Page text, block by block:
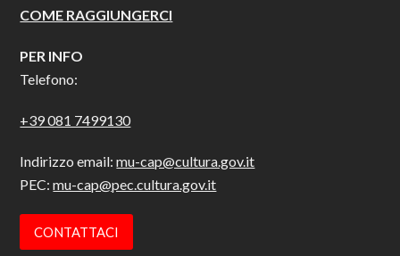
COME RAGGIUNGERCI
PER INFO
Telefono:
+39 081 7499130
Indirizzo email:mu-cap@cultura.gov.it
PEC:mu-cap@pec.cultura.gov.it
CONTATTACI